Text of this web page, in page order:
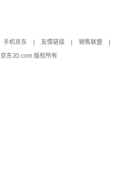
手机京东 友情链接 销售联盟
京东JD.com 版权所有